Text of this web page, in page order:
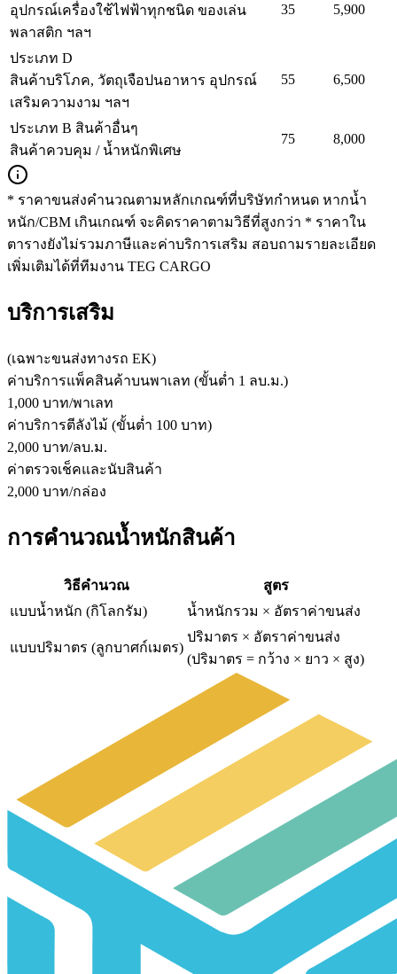
อุปกรณ์เครื่องใช้ไฟฟ้าทุกชนิด ของเล่น
พลาสติก ฯลฯ
35 5,900
ประเภท D
สินค้าบริโภค, วัตถุเจือปนอาหาร อุปกรณ์
เสริมความงาม ฯลฯ
55 6,500
ประเภท B สินค้าอื่นๆ
สินค้าควบคุม / น้ำหนักพิเศษ
75 8,000
* ราคาขนส่งคำนวณตามหลักเกณฑ์ที่บริษัทกำหนด หากน้ำ
หนัก/CBM เกินเกณฑ์ จะคิดราคาตามวิธีที่สูงกว่า * ราคาใน
ตารางยังไม่รวมภาษีและค่าบริการเสริม สอบถามรายละเอียด
เพิ่มเติมได้ที่ทีมงาน TEG CARGO
บริการเสริม
(เฉพาะขนส่งทางรถ EK)
ค่าบริการแพ็คสินค้าบนพาเลท (ขั้นต่ำ 1 ลบ.ม.)
1,000 บาท/พาเลท
ค่าบริการตีลังไม้ (ขั้นต่ำ 100 บาท)
2,000 บาท/ลบ.ม.
ค่าตรวจเช็คและนับสินค้า
2,000 บาท/กล่อง
การคำนวณน้ำหนักสินค้า
วิธีคำนวณ
สูตร
แบบน้ำหนัก (กิโลกรัม)
น้ำหนักรวม × อัตราค่าขนส่ง
แบบปริมาตร (ลูกบาศก์เมตร)
ปริมาตร × อัตราค่าขนส่ง
(ปริมาตร = กว้าง × ยาว × สูง)